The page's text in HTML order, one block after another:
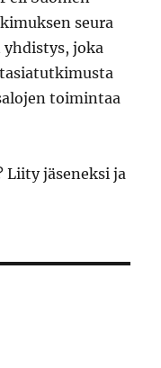
seura
joka
toimintaa
jäseneksi ja